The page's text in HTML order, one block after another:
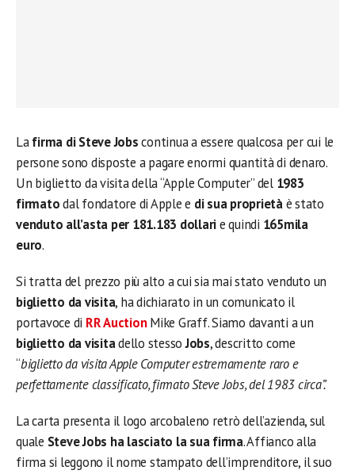
Lafirma di Steve Jobscontinua a essere qualcosa per cui le
persone sono disposte a pagare enormi quantità di denaro.
Un biglietto da visita della “Apple Computer” del 1983
firmatodal fondatore di Apple e di sua proprietàè stato
venduto all’asta per 181.183 dollarie quindi 165mila
euro.
Si tratta del prezzo più alto a cui sia mai stato venduto un
biglietto da visita, ha dichiarato in un comunicato il
portavoce di RR AuctionMike Graff. Siamo davanti a un
biglietto da visitadello stessoJobs, descritto come
“biglietto da visita Apple Computer estremamente raro e
perfettamente classificato, firmato Steve Jobs, del 1983 circa”.
La carta presenta il logo arcobaleno retrò dell’azienda, sul
quale Steve Jobs ha lasciato la sua firma. Affianco alla
firma si leggono il nome stampato dell’imprenditore, il suo